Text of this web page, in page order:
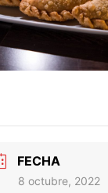
FECHA
8 octubre, 2022